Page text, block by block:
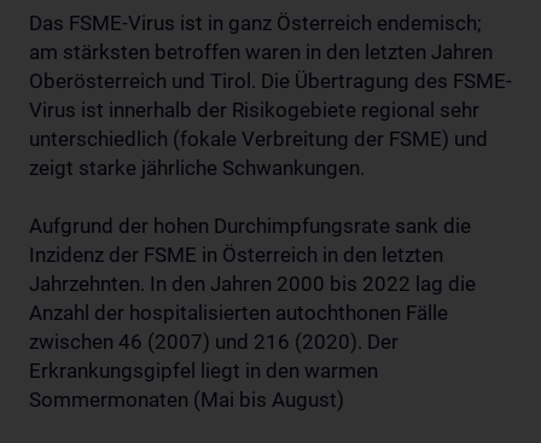
Das FSME-Virus ist in ganz Österreich endemisch;
am stärksten betroffen waren in den letzten Jahren
Oberösterreich und Tirol. Die Übertragung des FSME-
Virus ist innerhalb der Risikogebiete regional sehr
unterschiedlich (fokale Verbreitung der FSME) und
zeigt starke jährliche Schwankungen.
Aufgrund der hohen Durchimpfungsrate sank die
Inzidenz der FSME in Österreich in den letzten
Jahrzehnten. In den Jahren 2000 bis 2022 lag die
Anzahl der hospitalisierten autochthonen Fälle
zwischen 46 (2007) und 216 (2020). Der
Erkrankungsgipfel liegt in den warmen
Sommermonaten (Mai bis August)